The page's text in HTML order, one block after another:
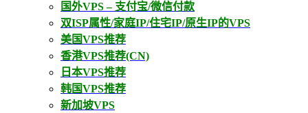
国外VPS – 支付宝/微信付款
双ISP属性/家庭IP/住宅IP/原生IP的VPS
美国VPS推荐
香港VPS推荐(CN)
日本VPS推荐
韩国VPS推荐
新加坡VPS